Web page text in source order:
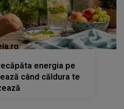
energia pe
când căldura te